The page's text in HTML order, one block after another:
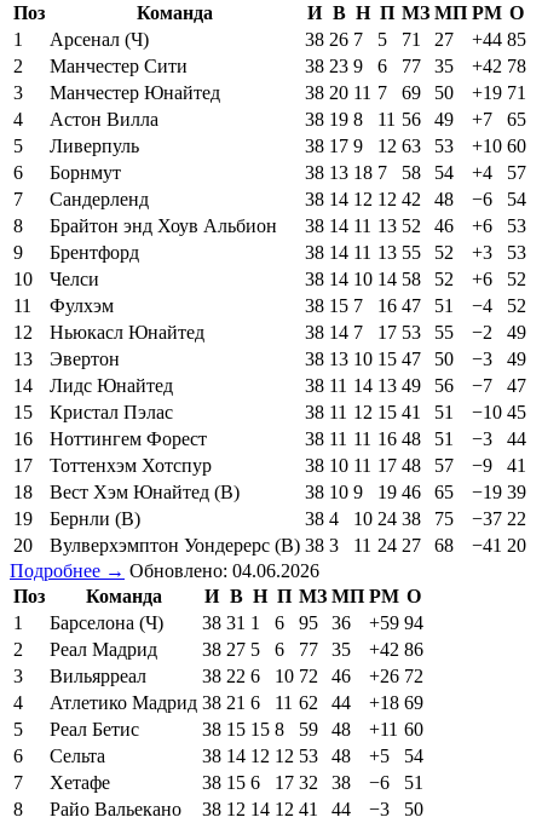
Поз
Команда И В Н П МЗ МП РМ О
1
Арсенал (Ч) 38 26 7 5 71 27 +44 85
2
Манчестер Сити 38 23 9 6 77 35 +42 78
3
Манчестер Юнайтед 38 20 11 7 69 50 +19 71
4
Астон Вилла 38 19 8 11 56 49 +7
65
5
Ливерпуль 38 17 9 12 63 53 +10 60
6
Борнмут 38 13 18 7 58 54 +4
57
7
Сандерленд 38 14 12 12 42 48 −6
54
8
Брайтон энд Хоув Альбион 38 14 11 13 52 46 +6
53
9
Брентфорд 38 14 11 13 55 52 +3
53
10
Челси 38 14 10 14 58 52 +6
52
11
Фулхэм 38 15 7 16 47 51 −4
52
12
Ньюкасл Юнайтед 38 14 7 17 53 55 −2
49
13
Эвертон 38 13 10 15 47 50 −3
49
14
Лидс Юнайтед 38 11 14 13 49 56 −7
47
15
Кристал Пэлас 38 11 12 15 41 51 −10 45
16
Ноттингем Форест 38 11 11 16 48 51 −3
44
17
Тоттенхэм Хотспур 38 10 11 17 48 57 −9
41
18
Вест Хэм Юнайтед (В) 38 10 9 19 46 65 −19 39
19
Бернли (В) 38 4 10 24 38 75 −37 22
20
Вулверхэмптон Уондерерс (В) 38 3 11 24 27 68 −41 20
Подробнее → Обновлено: 04.06.2026
Поз
Команда И В Н П МЗ МП РМ О
1
Барселона (Ч) 38 31 1 6 95 36 +59 94
2
Реал Мадрид 38 27 5 6 77 35 +42 86
3
Вильярреал 38 22 6 10 72 46 +26 72
4
Атлетико Мадрид 38 21 6 11 62 44 +18 69
5
Реал Бетис 38 15 15 8 59 48 +11 60
6
Сельта 38 14 12 12 53 48 +5
54
7
Хетафе 38 15 6 17 32 38 −6
51
8
Райо Вальекано 38 12 14 12 41 44 −3
50